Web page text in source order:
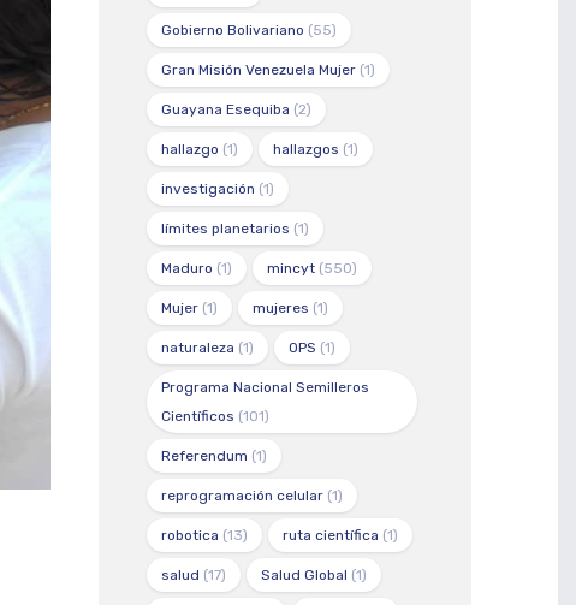
Gobierno Bolivariano (55)
Gran Misión Venezuela Mujer (1)
Guayana Esequiba (2)
hallazgo (1) hallazgos (1)
investigación (1)
límites planetarios (1)
Maduro (1) mincyt (550)
Mujer (1) mujeres (1)
naturaleza (1) OPS (1)
Programa Nacional Semilleros
Científicos (101)
Referendum (1)
reprogramación celular (1)
robotica (13) ruta científica (1)
salud (17) Salud Global (1)